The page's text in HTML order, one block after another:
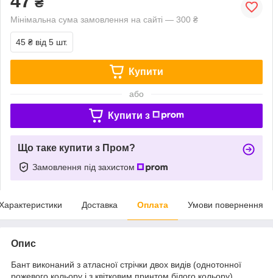
Мінімальна сума замовлення на сайті — 300 ₴
45 ₴ від 5 шт.
Купити
або
Купити з
Що таке купити з Пром?
Замовлення під захистом
Доставка Оплата Умови повернення
Опис
Бант виконаний з атласної стрічки двох видів (однотонної
рожевого кольору і з квітковим принтом білого кольору),